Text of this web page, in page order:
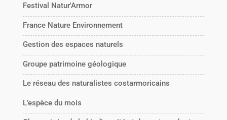
Festival Natur'Armor
France Nature Environnement
Gestion des espaces naturels
Groupe patrimoine géologique
Le réseau des naturalistes costarmoricains
L’espèce du mois